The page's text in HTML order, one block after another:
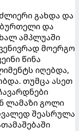
გახდა და
და
ამპლუაში
მოერგო
წინა
იღებდა,
თუმცა ასეთ
ლამაზი გოლი
შეასრულა